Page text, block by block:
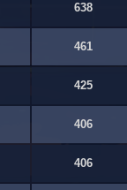
638
461
425
406
406